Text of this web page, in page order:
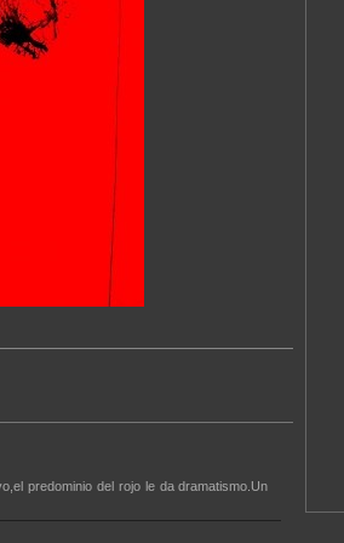
predominio del rojo le da dramatismo.Un